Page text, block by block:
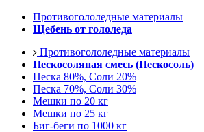
Противогололедные материалы
Щебень от гололеда
Противогололедные материалы
Пескосоляная смесь (Пескосоль)
Песка 80%, Соли 20%
Песка 70%, Соли 30%
Мешки по 20 кг
Мешки по 25 кг
Биг-беги по 1000 кг